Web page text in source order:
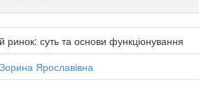
ринок: суть та основи функціонування
Ярославівна